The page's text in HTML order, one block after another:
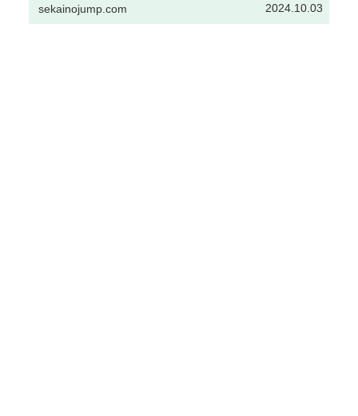
sekainojump.com 2024.10.03